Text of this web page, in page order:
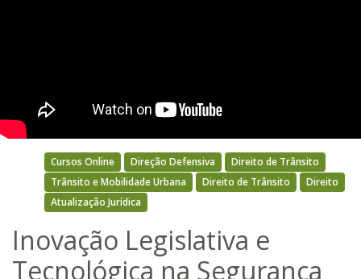
Cursos Online Direção Defensiva
Direito de Trânsito
Trânsito e Mobilidade Urbana
Direito de Trânsito
Direito
Atualização Jurídica
Inovação Legislativa e
Tecnológica na Segurança